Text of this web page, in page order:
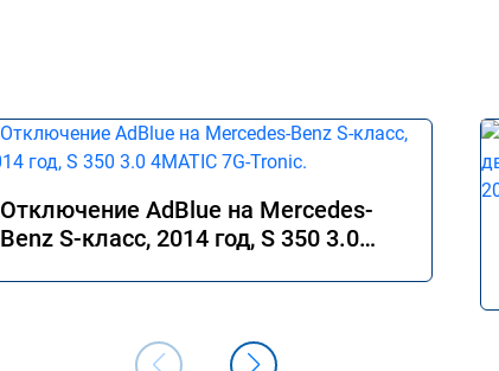
Отключение AdBlue на Mercedes-
Benz S-класс, 2014 год, S 350 3.0